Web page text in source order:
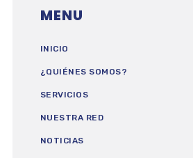
MENU
INICIO
¿QUIÉNES SOMOS?
SERVICIOS
NUESTRA RED
NOTICIAS